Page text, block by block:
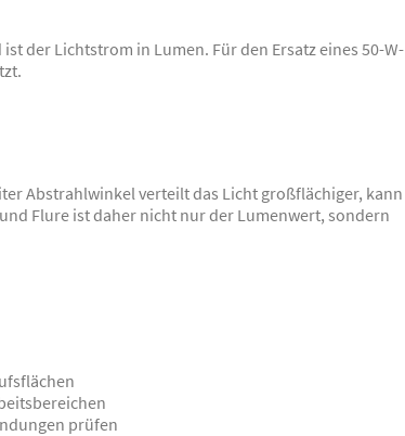
der Lichtstrom in Lumen. Für den Ersatz eines 50-W-
Abstrahlwinkel verteilt das Licht großflächiger, kann
Flure ist daher nicht nur der Lumenwert, sondern
prüfen